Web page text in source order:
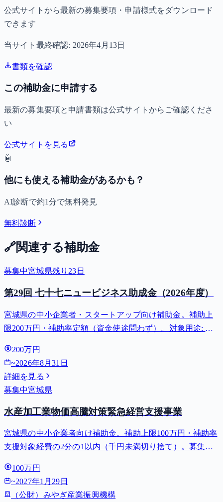
公式サイトから最新の募集要項・申請様式をダウンロード
できます
当サイト最終確認: 2026年4月13日
書類を確認
この補助金に申請する
最新の募集要項と申請書類は公式サイトからご確認くださ
い
公式サイトを見る
🤖
他にも使える補助金があるかも？
AI診断で約1分で無料発見
無料診断
🔗関連する補助金
募集中宮城県残り23 日
第29回 七十七ニュービジネス助成金（2026年度）
宮城県の中小企業者・スタートアップ向け補助金。補助上
限200万円・補助率定額（資金使途問わず）。対象用途: 創
200万円
~2026年8月31日
詳細を見る
募集中宮城県
水産加工業物価高騰対策緊急経営支援事業
宮城県の中小企業者向け補助金。補助上限100万円・補助率
支援対象経費の2分の1以内（千円未満切り捨て）。募集締
料品製造業」（小分類092）に属する水産加工業者に限られ
ます。宮...
100万円
~2027年1月29日
（公財）みやぎ産業振興機構